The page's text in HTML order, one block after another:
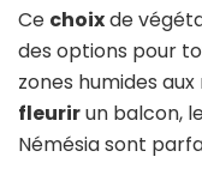
Ce choixde
des options pour
zones humides
fleurirun balcon,
Némésia sont